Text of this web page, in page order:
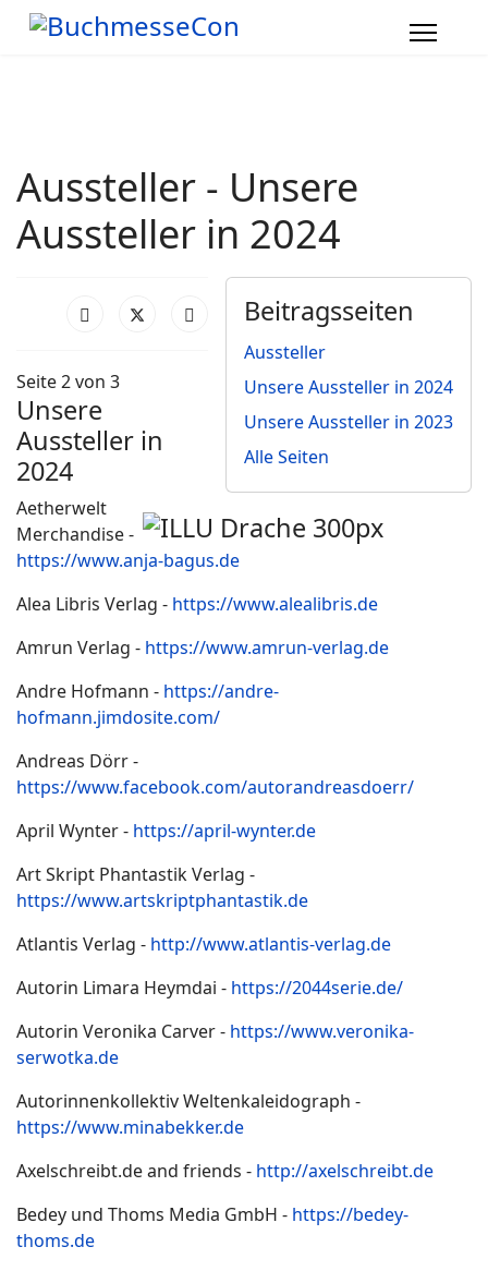
Aussteller - Unsere
Aussteller in 2024
Beitragsseiten
Aussteller
Unsere Aussteller in 2024
Unsere Aussteller in 2023
Alle Seiten
Seite 2 von 3
Unsere
Aussteller in
2024
Aetherwelt
Merchandise -
https://www.anja-bagus.de
Alea Libris Verlag - https://www.alealibris.de
Amrun Verlag - https://www.amrun-verlag.de
Andre Hofmann - https://andre-
hofmann.jimdosite.com/
Andreas Dörr -
https://www.facebook.com/autorandreasdoerr/
April Wynter - https://april-wynter.de
Art Skript Phantastik Verlag -
https://www.artskriptphantastik.de
Atlantis Verlag - http://www.atlantis-verlag.de
Autorin Limara Heymdai - https://2044serie.de/
Autorin Veronika Carver - https://www.veronika-
serwotka.de
Autorinnenkollektiv Weltenkaleidograph -
https://www.minabekker.de
Axelschreibt.de and friends - http://axelschreibt.de
Bedey und Thoms Media GmbH - https://bedey-
thoms.de